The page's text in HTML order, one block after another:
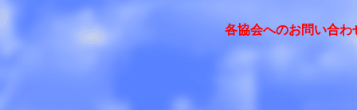
各協会へのお問い合